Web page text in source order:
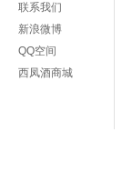
联系我们
新浪微博
QQ空间
西凤酒商城